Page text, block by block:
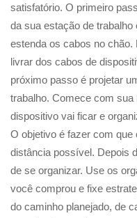
satisfatório. O primeiro
da sua estação de
estenda os cabos no
livrar dos cabos de
próximo passo é projetar
trabalho. Comece com sua
dispositivo vai ficar e
O objetivo é fazer com
distância possível. Depois
de se organizar. Use os
você comprou e fixe
do caminho planejado, de